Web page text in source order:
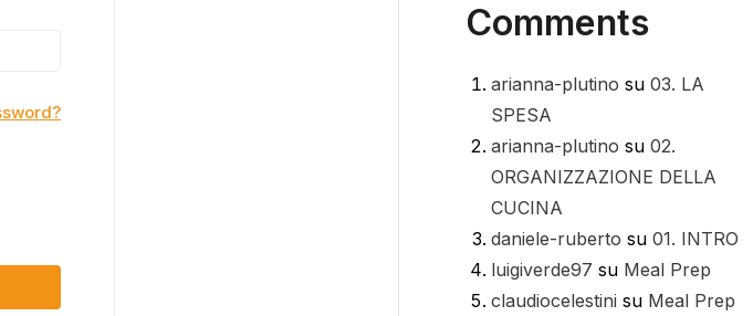
Comments
arianna-plutino su 03. LA
SPESA
arianna-plutino su 02.
ORGANIZZAZIONE DELLA
CUCINA
daniele-ruberto su 01. INTRO
luigiverde97 su Meal Prep
claudiocelestini su Meal Prep